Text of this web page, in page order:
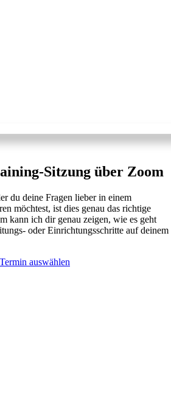
Sitzung über Zoom
du deine Fragen lieber in einem
möchtest, ist dies genau das richtige
kann ich dir genau zeigen, wie es geht
oder Einrichtungsschritte auf deinem
Termin auswählen